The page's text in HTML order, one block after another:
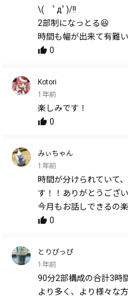
\( ﾟдﾟ)/!!
2部制になっとる😆
時間も幅が出来て有難
0
Kotori
1年前
楽しみです！
0
みぃちゃん
1年前
時間が分けられていて
す！！ありがとうござ
今月もお話しできるの
0
とりぴっぴ
1年前
90分2部構成の合計3時
より多く、より様々な